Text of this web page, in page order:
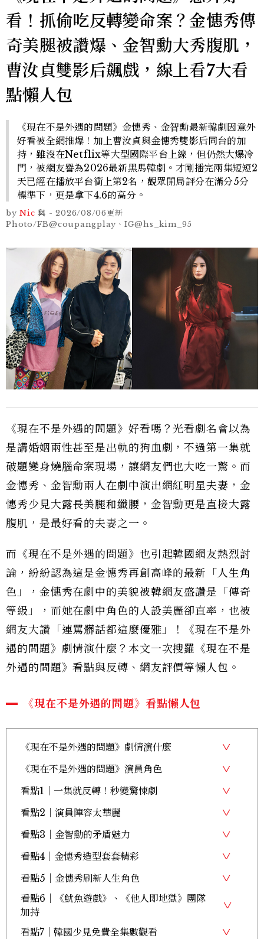
看！抓偷吃反轉變命案？金憓秀傳
奇美腿被讚爆、金智勳大秀腹肌，
曹汝貞雙影后飆戲，線上看7大看
點懶人包
《現在不是外遇的問題》金憓秀、金智勳最新韓劇因意外
好看被全網推爆！加上曹汝貞與金憓秀雙影后同台的加
持，雖沒在Netflix等大型國際平台上線，但仍然大爆冷
門，被網友譽為2026最新黑馬韓劇。才剛播完兩集短短2
天已經在播放平台衝上第2名，觀眾開局評分在滿分5分
標準下，更是拿下4.6的高分。
by Nic 與 -2026/08/06更新
Photo/FB@coupangplay、IG@hs_kim_95
《現在不是外遇的問題》好看嗎？光看劇名會以為
是講婚姻兩性甚至是出軌的狗血劇，不過第一集就
破題變身燒腦命案現場，讓網友們也大吃一驚。而
金憓秀、金智勳兩人在劇中演出網紅明星夫妻，金
憓秀少見大露長美腿和纖腰，金智勳更是直接大露
腹肌，是最好看的夫妻之一。
而《現在不是外遇的問題》也引起韓國網友熱烈討
論，紛紛認為這是金憓秀再創高峰的最新「人生角
色」，金憓秀在劇中的美貌被韓網友盛讚是「傳奇
等級」，而她在劇中角色的人設美麗卻直率，也被
網友大讚「連罵髒話都這麼優雅」！《現在不是外
遇的問題》劇情演什麼？本文一次搜羅《現在不是
外遇的問題》看點與反轉、網友評價等懶人包。
《現在不是外遇的問題》看點懶人包
《現在不是外遇的問題》劇情演什麼
《現在不是外遇的問題》演員角色
看點1｜一集就反轉！秒變驚悚劇
看點2｜演員陣容太華麗
看點3｜金智勳的矛盾魅力
看點4｜金憓秀造型套套精彩
看點5｜金憓秀刷新人生角色
看點6｜《魷魚遊戲》、《他人即地獄》團隊
加持
看點7｜韓國少見免費全集數觀看